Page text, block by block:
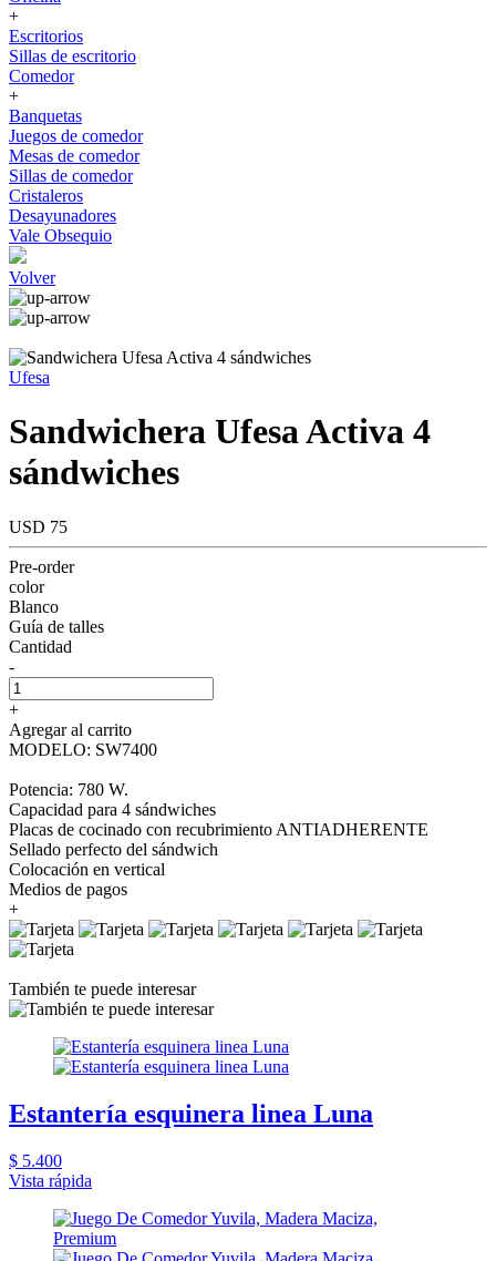
+
Escritorios
Sillas de escritorio
Comedor
+
Banquetas
Juegos de comedor
Mesas de comedor
Sillas de comedor
Cristaleros
Desayunadores
Vale Obsequio
Volver
Ufesa
Sandwichera Ufesa Activa 4
sándwiches
USD 75
Pre-order
color
Blanco
Guía de talles
Cantidad
-
+
Agregar al carrito
MODELO: SW7400
Potencia: 780 W.
Capacidad para 4 sándwiches
Placas de cocinado con recubrimiento ANTIADHERENTE
Sellado perfecto del sándwich
Colocación en vertical
Medios de pagos
+
También te puede interesar
Estantería esquinera linea Luna
$ 5.400
Vista rápida